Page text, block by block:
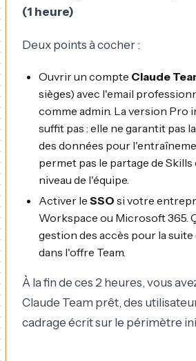
(1 heure)
Deux points à cocher :
Ouvrir un compte Claude
sièges) avec l'email
comme admin. La version Pro
suffit pas : elle ne garantit pas
des données pour
permet pas le partage de
niveau de l'équipe.
Activer le SSO si votre
Workspace ou Microsoft 365.
gestion des accès pour la
dans l'offre Team.
À la fin de ces 2 heures, vous
Claude Team prêt, des
cadrage écrit sur le périmètre